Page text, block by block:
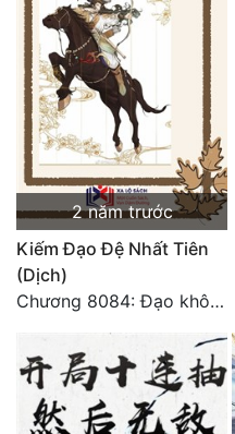
2 năm trước
Kiếm Đạo Đệ Nhất Tiên
(Dịch)
Chương 8084: Đạo không bờ bến (Đại kết cục) (10)